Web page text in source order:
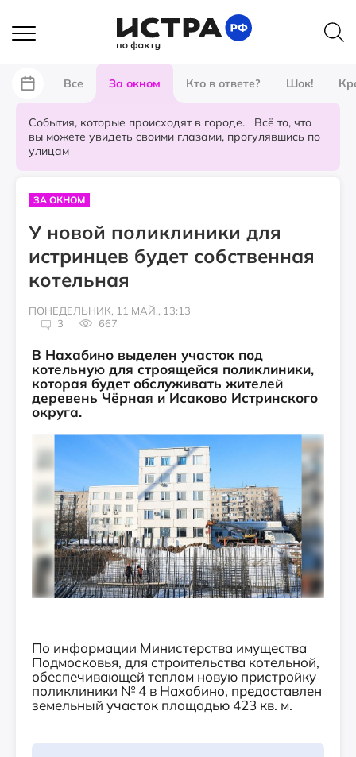
Все За окном Кто в ответе? Шок!
События, которые происходят в городе. Всё то, что
вы можете увидеть своими глазами, прогулявшись по
улицам
ЗА ОКНОМ
У новой поликлиники для
истринцев будет собственная
котельная
ПОНЕДЕЛЬНИК, 11 МАЙ., 13:13
3
667
В Нахабино выделен участок под
котельную для строящейся поликлиники,
которая будет обслуживать жителей
деревень Чёрная и Исаково Истринского
округа.
По информации Министерства имущества
Подмосковья, для строительства котельной,
обеспечивающей теплом новую пристройку
поликлиники № 4 в Нахабино, предоставлен
земельный участок площадью 423 кв. м.